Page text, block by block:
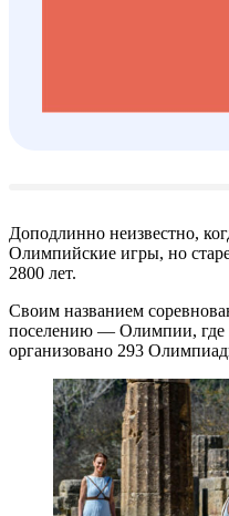
Доподлинно неизвестно,
Олимпийские игры, но
2800 лет.
Своим названием
поселению — Олимпии, где
организовано 293